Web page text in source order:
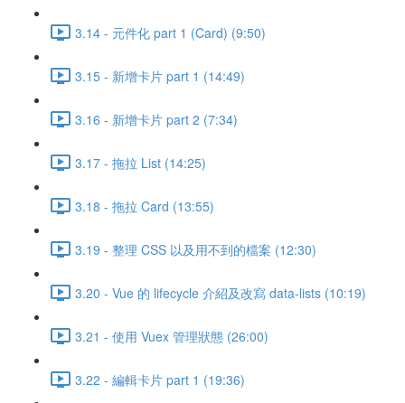
3.14 - 元件化 part 1 (Card) (9:50)
3.15 - 新增卡片 part 1 (14:49)
3.16 - 新增卡片 part 2 (7:34)
3.17 - 拖拉 List (14:25)
3.18 - 拖拉 Card (13:55)
3.19 - 整理 CSS 以及用不到的檔案 (12:30)
3.20 - Vue 的 lifecycle 介紹及改寫 data-lists (10:19)
3.21 - 使用 Vuex 管理狀態 (26:00)
3.22 - 編輯卡片 part 1 (19:36)